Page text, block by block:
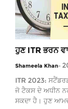
ਹੁਣ ITR ਭਰਨ
Shameela Khan-
ITR 2023:
ਜੋ ਟੈਕਸ ਦੇ ਅਧੀਨ
ਸਕਦਾ ਹੈ। ਹੁਣ